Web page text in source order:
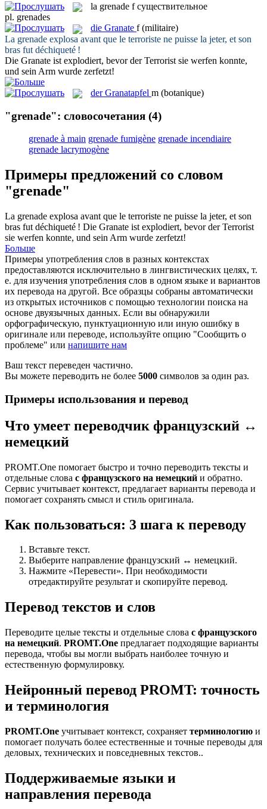
la grenade f существительное
pl. grenades
die Granate f (militaire)
La grenade explosa avant que le terroriste ne puisse la jeter, et son
bras fut déchiqueté !
Die Granate ist explodiert, bevor der Terrorist sie werfen konnte,
und sein Arm wurde zerfetzt!
derGranatapfel m (botanique)
"grenade": словосочетания (4)
grenade à main grenade fumigène grenade incendiaire
grenade lacrymogène
Примеры предложений со словом
"grenade"
La grenade explosa avant que le terroriste ne puisse la jeter, et son
bras fut déchiqueté ! Die Granate ist explodiert, bevor der Terrorist
sie werfen konnte, und sein Arm wurde zerfetzt!
Больше
Примеры употребления слов в разных контекстах
предоставляются исключительно в лингвистических целях, т.
е. для изучения употребления слов в одном языке и вариантов
их перевода на другой. Все образцы собраны автоматически
из открытых источников с помощью технологии поиска на
основе двуязычных данных. Если вы обнаружили
орфографическую, пунктуационную или иную ошибку в
оригинале или переводе, используйте опцию "Сообщить о
проблеме" или напишите нам
Ваш текст переведен частично.
Вы можете переводить не более 5000 символов за один раз.
Примеры использования и перевод
Что умеет переводчик французский ↔
немецкий
PROMT.One помогает быстро и точно переводить тексты и
отдельные слова с французского на немецкий и обратно.
Сервис учитывает контекст, предлагает варианты перевода и
помогает сохранять смысл и стиль оригинала.
Как пользоваться: 3 шага к переводу
Вставьте текст.
Выберите направление французский ↔ немецкий.
Нажмите «Перевести». При необходимости
отредактируйте результат и скопируйте перевод.
Перевод текстов и слов
Переводите целые тексты и отдельные слова с французского
на немецкий. PROMT.One предлагает подходящие варианты
перевода, чтобы вы могли выбрать наиболее точную и
естественную формулировку.
Нейронный перевод PROMT: точность
и терминология
PROMT.One учитывает контекст, сохраняет терминологию и
помогает получать более естественные и точные переводы для
деловых, технических и повседневных текстов..
Поддерживаемые языки и
направления перевода